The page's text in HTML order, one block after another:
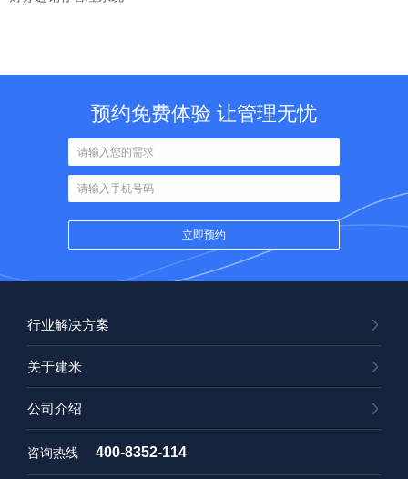
预约免费体验 让管理无忧
行业解决方案
关于建米
公司介绍
咨询热线 400-8352-114